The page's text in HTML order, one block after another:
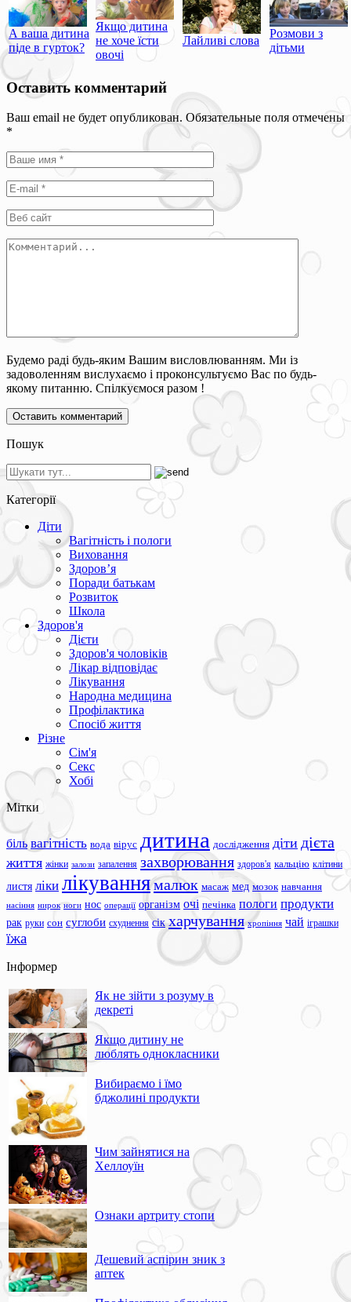
А ваша дитина
піде в гурток?
Якщо дитина
не хоче їсти
овочі
Лайливі слова
Розмови з
дітьми
Оставить комментарий
Ваш email не будет опубликован. Обязательные поля отмечены
*
Будемо раді будь-яким Вашим висловлюванням. Ми із
задоволенням вислухаємо і проконсультуємо Вас по будь-
якому питанню. Спілкуємося разом !
Пошук
Категорії
Діти
Вагітність і пологи
Виховання
Здоров’я
Поради батькам
Розвиток
Школа
Здоров'я
Дієти
Здоров'я чоловіків
Лікар відповідає
Лікування
Народна медицина
Профілактика
Спосіб життя
Різне
Сім'я
Секс
Хобі
Мітки
біль вагітність вода вірус дитина дослідження діти дієта
життя жінки залози запалення захворювання здоров'я кальцію клітини
листя ліки лікуваннямалюк масаж мед мозок навчання
насіння нирок ноги нос операції організм очі печінка пологи продукти
рак руки сон суглоби схуднення сік харчування хропіння чай іграшки
їжа
Інформер
Як не зійти з розуму в
декреті
Якщо дитину не
люблять однокласники
Вибираємо і їмо
бджолині продукти
Чим зайнятися на
Хеллоуїн
Ознаки артриту стопи
Дешевий аспірин зник з
аптек